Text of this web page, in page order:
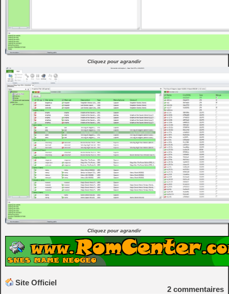
Cliquez pour agrandir
Cliquez pour agrandir
Site Officiel
2 commentaires